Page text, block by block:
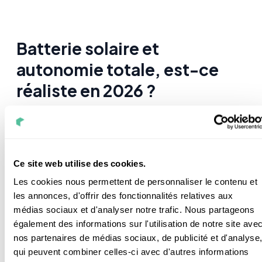
Ce site web utilise des cookies.
Les cookies nous permettent de personnaliser le contenu et
les annonces, d'offrir des fonctionnalités relatives aux
médias sociaux et d'analyser notre trafic. Nous partageons
également des informations sur l'utilisation de notre site
nos partenaires de médias sociaux, de publicité et d'analyse,
qui peuvent combiner celles-ci avec d'autres informations
Batterie solaire et
autonomie totale, est-ce
réaliste en 2026 ?
Cependant, pour une maison connectée au réseau,
l'objectif en 2026 a évolué : on cherche désormais la
haute autonomie et laprotection contre les
coupures (Mode Backup) plutôt que la
déconnexion sauvage.
Si votre maison consomme5 kWh entre le coucher et